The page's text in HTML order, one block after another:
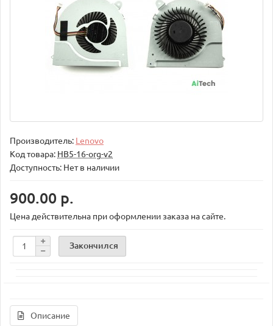
Производитель: Lenovo
Код товара: НВ5-16-org-v2
Доступность: Нет в наличии
900.00 р.
Цена действительна при оформлении заказа на сайте.
Закончился
Описание